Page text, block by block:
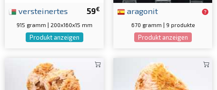
59€
versteinertes
915 gramm | 200x160x15 mm
Produkt anzeigen
aragonit
670 gramm | 9 produkte
Produkt anzeigen